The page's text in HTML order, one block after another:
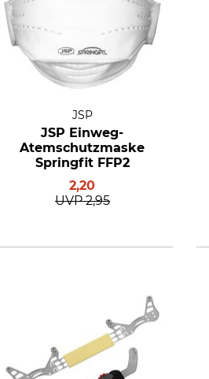
JSP
JSP Einweg-
Atemschutzmaske
Springfit FFP2
2,20
UVP 2,95